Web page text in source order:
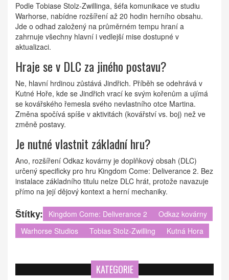
Podle Tobiase Stolz-Zwillinga, šéfa komunikace ve studiu
Warhorse, nabídne rozšíření až 20 hodin herního obsahu.
Jde o odhad založený na průměrném tempu hraní a
zahrnuje všechny hlavní i vedlejší mise dostupné v
aktualizaci.
Hraje se v DLC za jiného postavu?
Ne, hlavní hrdinou zůstává Jindřich. Příběh se odehrává v
Kutné Hoře, kde se Jindřich vrací ke svým kořenům a ujímá
se kovářského řemesla svého nevlastního otce Martina.
Změna spočívá spíše v aktivitách (kovářství vs. boj) než ve
změně postavy.
Je nutné vlastnit základní hru?
Ano, rozšíření Odkaz kovárny je doplňkový obsah (DLC)
určený specificky pro hru Kingdom Come: Deliverance 2. Bez
instalace základního titulu nelze DLC hrát, protože navazuje
přímo na její dějový kontext a herní mechaniky.
Štítky: Kingdom Come: Deliverance 2
Odkaz kovárny
Warhorse Studios
Tobias Stolz-Zwilling Kutná Hora
KATEGORIE